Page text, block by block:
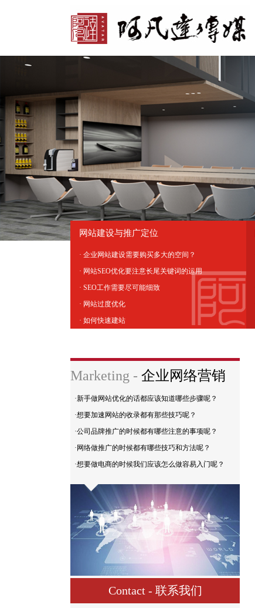
网站建设与推广定位
· 企业网站建设需要购买多大的空间？
· 网站SEO优化要注意长尾关键词的运用
· SEO工作需要尽可能细致
· 网站过度优化
· 如何快速建站
Marketing - 企业网络营销
·新手做网站优化的话都应该知道哪些步骤呢？
·想要加速网站的收录都有那些技巧呢？
·公司品牌推广的时候都有哪些注意的事项呢？
·网络做推广的时候都有哪些技巧和方法呢？
·想要做电商的时候我们应该怎么做容易入门呢？
Contact - 联系我们